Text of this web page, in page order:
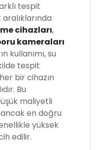
tespit
cihazları
kameraları
kullanımı, su
tespit
bir cihazın
Bu
maliyetli
en doğru
yüksek
edilir.